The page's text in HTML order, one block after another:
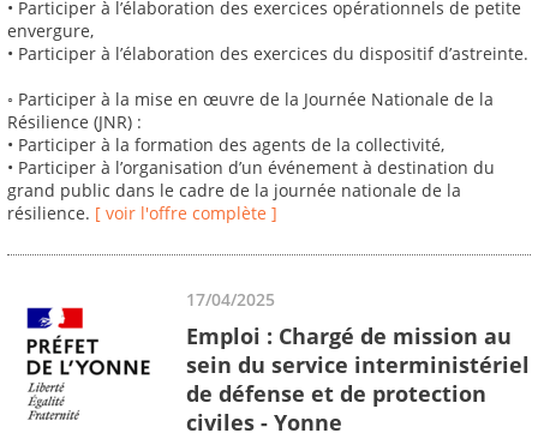
• Participer à l’élaboration des exercices opérationnels de petite
envergure,
• Participer à l’élaboration des exercices du dispositif d’astreinte.
◦ Participer à la mise en œuvre de la Journée Nationale de la
Résilience (JNR) :
• Participer à la formation des agents de la collectivité,
• Participer à l’organisation d’un événement à destination du
grand public dans le cadre de la journée nationale de la
résilience. [ voir l'offre complète ]
17/04/2025
Emploi : Chargé de mission au
sein du service interministériel
de défense et de protection
civiles - Yonne